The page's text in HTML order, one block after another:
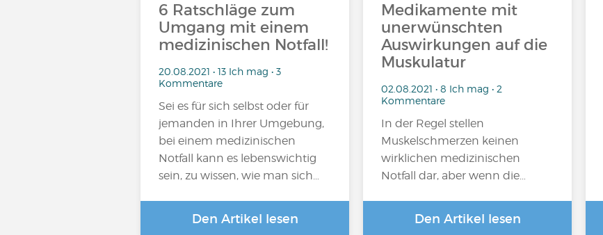
6 Ratschläge zum
Umgang mit einem
medizinischen Notfall!
20.08.2021 • 13 Ich mag • 3
Kommentare
Sei es für sich selbst oder für
jemanden in Ihrer Umgebung,
bei einem medizinischen
Notfall kann es lebenswichtig
sein, zu wissen, wie man sich…
Den Artikel lesen
Medikamente mit
unerwünschten
Auswirkungen auf die
Muskulatur
02.08.2021 • 8 Ich mag • 2
Kommentare
In der Regel stellen
Muskelschmerzen keinen
wirklichen medizinischen
Notfall dar, aber wenn die…
Den Artikel lesen